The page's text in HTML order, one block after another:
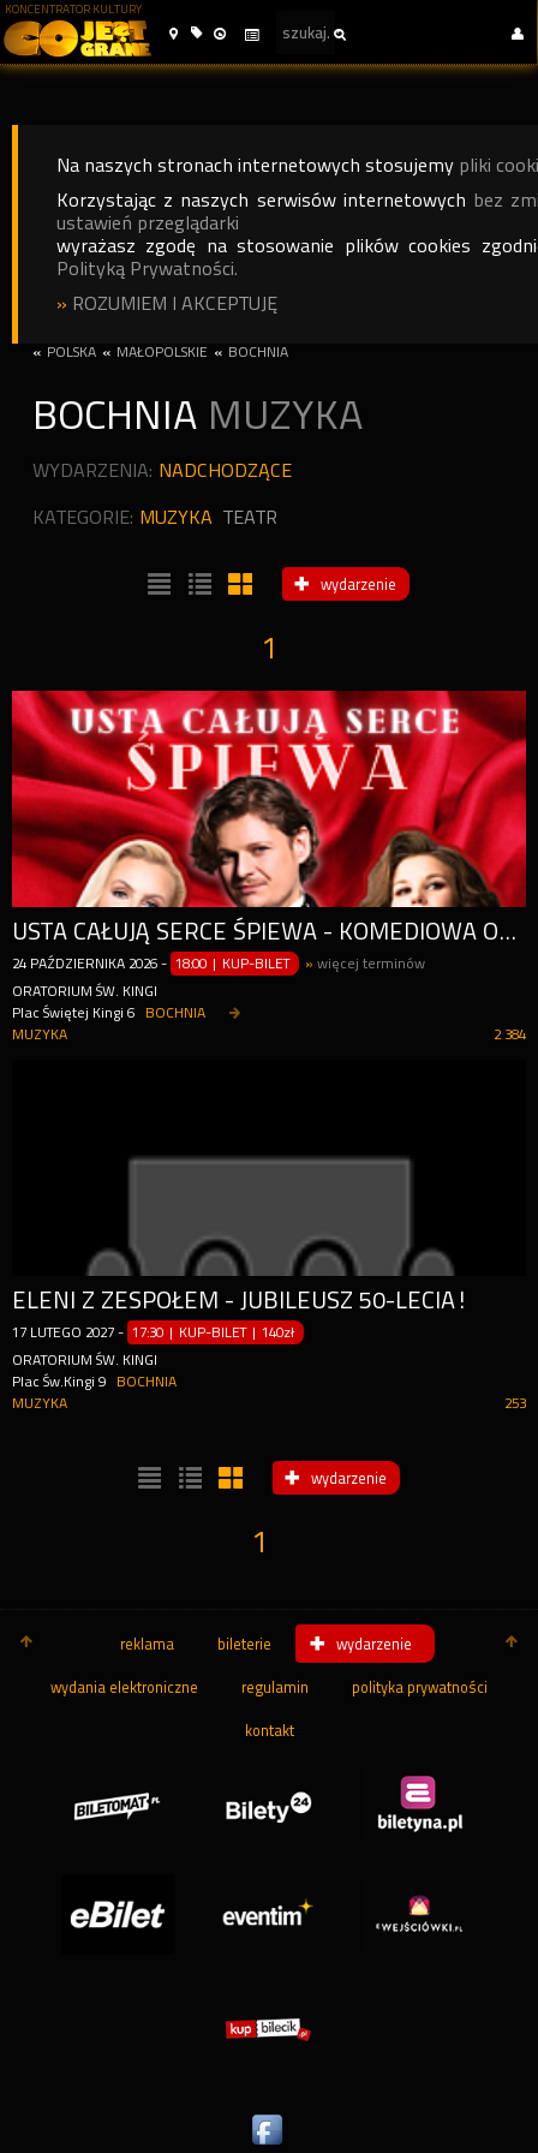
KONCENTRATOR KULTURY
Na naszych stronach internetowych stosujemy pliki
Korzystając z naszych serwisów internetowych bez
ustawień przeglądarki
wyrażasz zgodę na stosowanie plików cookies
Polityką Prywatności.
» ROZUMIEM I AKCEPTUJĘ
« POLSKA « MAŁOPOLSKIE « BOCHNIA
BOCHNIA MUZYKA
WYDARZENIA: NADCHODZĄCE
KATEGORIE: MUZYKA TEATR
wydarzenie
1
USTA CAŁUJĄ SERCE ŚPIEWA - KOMEDIOWA OPERETKA PEŁNA PRZEBOJÓW
24 PAŹDZIERNIKA 2026 - 18:00 | KUP-BILET »więcej terminów
ORATORIUM ŚW. KINGI
Plac Świętej Kingi 6
BOCHNIA
2 384
MUZYKA
ELENI Z ZESPOŁEM - JUBILEUSZ 50-LECIA!
17 LUTEGO 2027 - 17:30 | KUP-BILET |140zł
ORATORIUM ŚW. KINGI
Plac Św.Kingi 9
BOCHNIA
253
MUZYKA
wydarzenie
1
reklama bileterie wydarzenie
wydania elektroniczne regulamin polityka prywatności
kontakt